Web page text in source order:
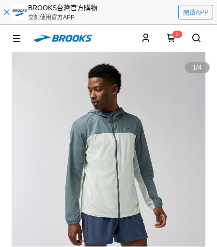
BROOKS台灣官方購物
立刻使用官方APP
開啟APP
0
1/4